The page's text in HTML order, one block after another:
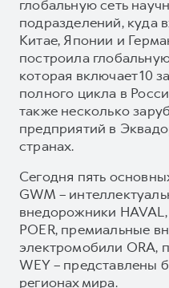
глобальную сеть
подразделений, куда
Китае, Японии и
построила
которая включает 10
полного цикла в
также несколько
предприятий в
странах.
Сегодня пять
GWM –
внедорожники
POER, премиальные
электромобили ORA,
WEY – представлены
регионах мира.